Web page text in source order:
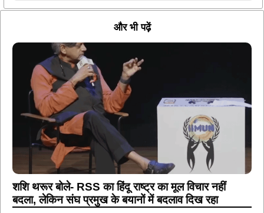
और भी पढ़ें
शशि थरूर बोले- RSS का हिंदू राष्ट्र का मूल विचार नहीं
बदला, लेकिन संघ प्रमुख के बयानों में बदलाव दिख रहा